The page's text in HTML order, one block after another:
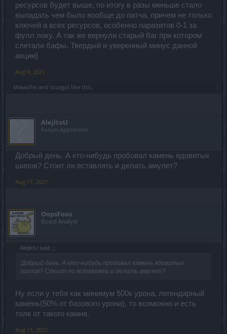
ресурсов будет выше, по итогу в разы меньше стало
выпадать чем было вообще до патча, причем не только
ключей а всех ресурсов, особенно паразитов 0-1 за
фулл локу. А так же вернули старый баг при котором
слетали бафы. Твердый и уверенный минус данной
акции)
Aug 9, 2021
МамаЛю and tozagol like this.
AlejitoU
Forum Apprentice
Добрый день. А кто-нибудь пробовал камень ядовитых
шипов? Стоит ли вставлять и делать амулет?
Aug 11, 2021
OopsFoos
Board Analyst
AlejitoU said: ↑
Добрый день. А кто-нибудь пробовал камень ядовитых
шипов? Стоит ли вставлять и делать амулет?
Ну если у тебя как минимум 500к урона, легендарный
камень(50% от базового урона), то возможно и есть
толк от такого камня.
Aug 11, 2021